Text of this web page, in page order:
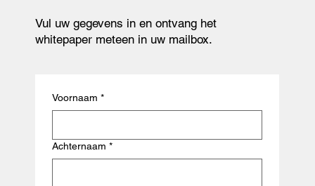
Vul uw gegevens in en ontvang het
whitepaper meteen in uw mailbox.
Voornaam *
Achternaam *